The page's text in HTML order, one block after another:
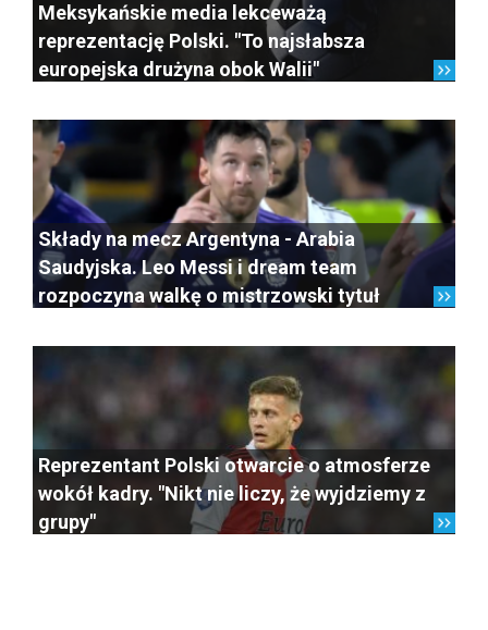
Meksykańskie media lekceważą
reprezentację Polski. "To najsłabsza
europejska drużyna obok Walii"
Składy na mecz Argentyna - Arabia
Saudyjska. Leo Messi i dream team
rozpoczyna walkę o mistrzowski tytuł
Reprezentant Polski otwarcie o atmosferze
wokół kadry. "Nikt nie liczy, że wyjdziemy z
grupy"